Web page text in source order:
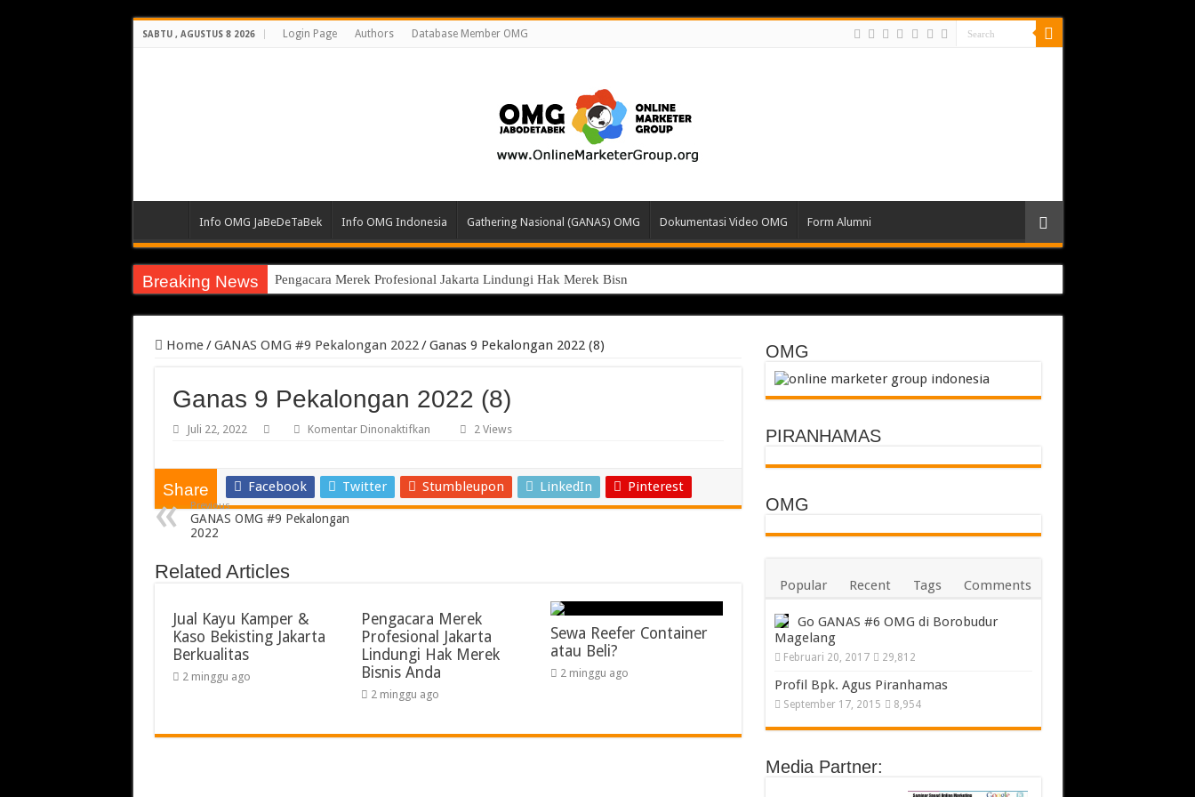
SABTU , AGUSTUS 8 2026 Login Page Authors Database Member OMG
Info OMG JaBeDeTaBek Info OMG Indonesia Gathering Nasional (GANAS) OMG Dokumentasi Video OMG Form Alumni
Breaking News Pengacara Merek Profesional Jakarta Lindungi Hak Merek Bisnis Anda
Home/GANAS OMG #9 Pekalongan 2022/Ganas 9 Pekalongan 2022 (8)
Ganas 9 Pekalongan 2022 (8)
Juli 22, 2022 Komentar Dinonaktifkanpada
2022
(8)
2 Views
Share Facebook Twitter Stumbleupon LinkedIn Pinterest
Previous
GANAS OMG #9 Pekalongan
2022
Related Articles
Jual Kayu Kamper &
Kaso Bekisting Jakarta
Berkualitas
2 minggu ago
Pengacara Merek
Profesional Jakarta
Lindungi Hak Merek
Bisnis Anda
2 minggu ago
Sewa Reefer Container
atau Beli?
2 minggu ago
OMG
PIRANHAMAS
OMG
Popular Recent Tags Comments
Go GANAS #6 OMG di Borobudur
Magelang
Februari 20, 2017 29,812
Profil Bpk. Agus Piranhamas
September 17, 2015 8,954
Media Partner: